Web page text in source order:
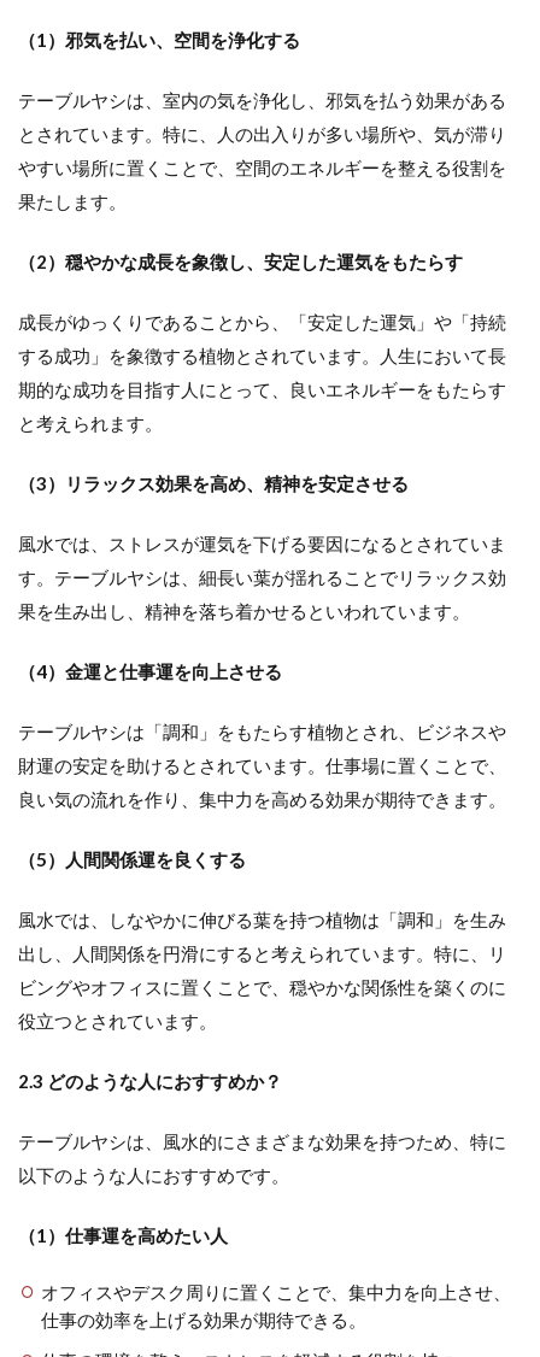
（1）邪気を払い、空間を浄化する
テーブルヤシは、室内の気を浄化し、邪気を払う効果がある
とされています。特に、人の出入りが多い場所や、気が滞り
やすい場所に置くことで、空間のエネルギーを整える役割を
果たします。
（2）穏やかな成長を象徴し、安定した運気をもたらす
成長がゆっくりであることから、「安定した運気」や「持続
する成功」を象徴する植物とされています。人生において長
期的な成功を目指す人にとって、良いエネルギーをもたらす
と考えられます。
（3）リラックス効果を高め、精神を安定させる
風水では、ストレスが運気を下げる要因になるとされていま
す。テーブルヤシは、細長い葉が揺れることでリラックス効
果を生み出し、精神を落ち着かせるといわれています。
（4）金運と仕事運を向上させる
テーブルヤシは「調和」をもたらす植物とされ、ビジネスや
財運の安定を助けるとされています。仕事場に置くことで、
良い気の流れを作り、集中力を高める効果が期待できます。
（5）人間関係運を良くする
風水では、しなやかに伸びる葉を持つ植物は「調和」を生み
出し、人間関係を円滑にすると考えられています。特に、リ
ビングやオフィスに置くことで、穏やかな関係性を築くのに
役立つとされています。
2.3 どのような人におすすめか？
テーブルヤシは、風水的にさまざまな効果を持つため、特に
以下のような人におすすめです。
（1）仕事運を高めたい人
オフィスやデスク周りに置くことで、集中力を向上させ、
仕事の効率を上げる効果が期待できる。